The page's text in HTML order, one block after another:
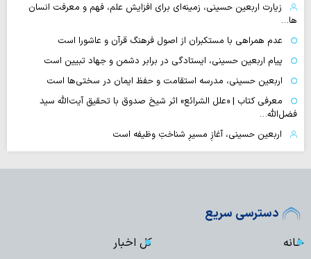
زیارت اربعین حسینی، زمینه‌ای برای افزایش علم، فهم و معرفت انسان
ها…
عدم همراهی با مستکبران از اصول فرهنگ قرآن و عاشورا است
پیام اربعین حسینی، ایستادگی در برابر دشمن و جهاد تبیین است
اربعین حسینی، مدرسه استقامت و حفظ ایمان در سختی‌ها است
معرفی کتاب | «علل الشرائع» اثر شیخ صدوق با تحقیق آیت‌الله سید
فضل‌الله…
اربعین حسینی، آغازِ مسیرِ شناختِ وظیفه است
دسترسی سریع
خانه
کل اخبار